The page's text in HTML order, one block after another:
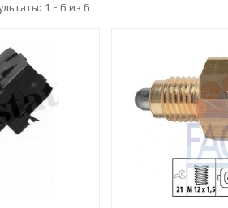
1 - 6 из 6